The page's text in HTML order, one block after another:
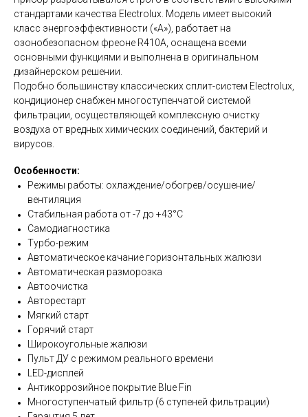
стандартами качества Electrolux. Модель имеет высокий
класс энергоэффективности («А»), работает на
озонобезопасном фреоне R410А, оснащена всеми
основными функциями и выполнена в оригинальном
дизайнерском решении.
Подобно большинству классических сплит-систем Electrolux,
кондиционер снабжен многоступенчатой системой
фильтрации, осуществляющей комплексную очистку
воздуха от вредных химических соединений, бактерий и
вирусов.
Особенности:
Режимы работы: охлаждение/обогрев/осушение/
вентиляция
Стабильная работа от -7 до +43°C
Самодиагностика
Турбо-режим
Автоматическое качание горизонтальных жалюзи
Автоматическая разморозка
Автоочистка
Авторестарт
Мягкий старт
Горячий старт
Широкоугольные жалюзи
Пульт ДУ с режимом реального времени
LED-дисплей
Антикоррозийное покрытие Blue Fin
Многоступенчатый фильтр (6 ступеней фильтрации)